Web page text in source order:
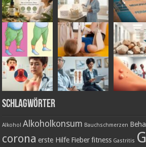
Schlagwörter
Alkohol Alkoholkonsum Bauchschmerzen
corona erste Hilfe Fieber fitness Gastritis